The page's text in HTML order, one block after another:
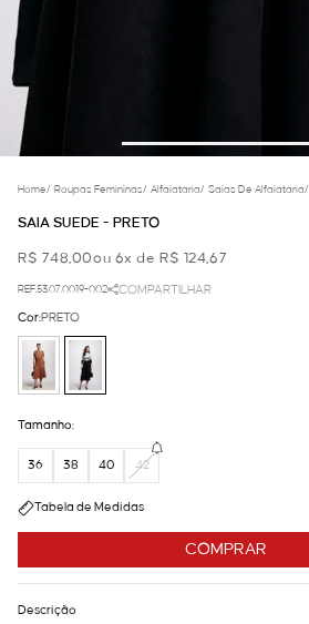
Home/ Roupas Femininas/ Alfaiataria/ Saias De Alfaiataria/
SAIA SUEDE - PRETO
R$ 748,00ou 6x de R$ 124,67
REF.53.07.0019-002 COMPARTILHAR
COMPRAR
Cor:PRETO
Tamanho:
36 38 40 42
Tabela de Medidas
Descrição